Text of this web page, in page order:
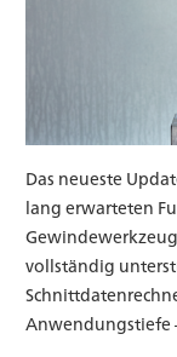
Das neueste
lang erwarteten
vollständig
Anwendungstiefe